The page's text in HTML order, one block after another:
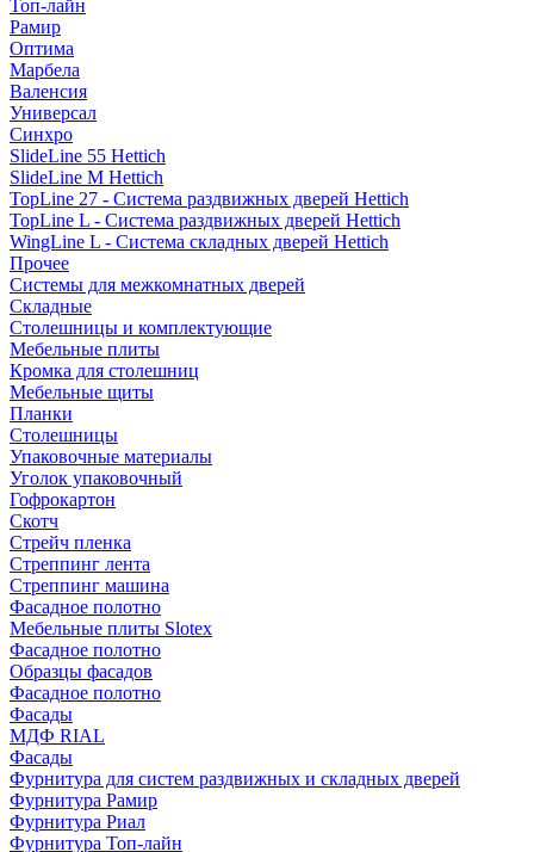
Топ-лайн
Рамир
Оптима
Марбела
Валенсия
Универсал
Синхро
SlideLine 55 Hettich
SlideLine M Hettich
TopLine 27 - Система раздвижных дверей Hettich
TopLine L - Система раздвижных дверей Hettich
WingLine L - Система складных дверей Hettich
Прочее
Системы для межкомнатных дверей
Складные
Столешницы и комплектующие
Мебельные плиты
Кромка для столешниц
Мебельные щиты
Планки
Столешницы
Упаковочные материалы
Уголок упаковочный
Гофрокартон
Скотч
Стрейч пленка
Стреппинг лента
Стреппинг машина
Фасадное полотно
Мебельные плиты Slotex
Фасадное полотно
Образцы фасадов
Фасадное полотно
Фасады
МДФ RIAL
Фасады
Фурнитура для систем раздвижных и складных дверей
Фурнитура Рамир
Фурнитура Риал
Фурнитура Топ-лайн